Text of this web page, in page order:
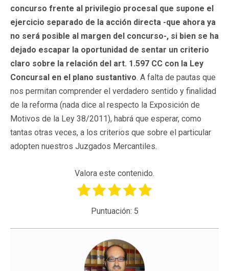
concurso frente al privilegio procesal que supone el
ejercicio separado de la acción directa -que ahora ya
no será posible al margen del concurso-, si bien se ha
dejado escapar la oportunidad de sentar un criterio
claro sobre la relación del art. 1.597 CC con la Ley
Concursal en el plano sustantivo. A falta de pautas que
nos permitan comprender el verdadero sentido y finalidad
de la reforma (nada dice al respecto la Exposición de
Motivos de la Ley 38/2011), habrá que esperar, como
tantas otras veces, a los criterios que sobre el particular
adopten nuestros Juzgados Mercantiles.
Valora este contenido.
Puntuación: 5